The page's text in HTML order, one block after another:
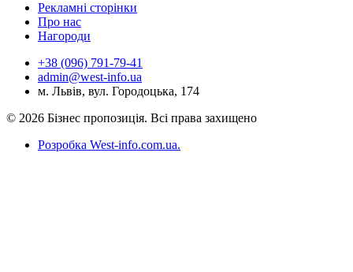
Рекламні сторінки
Про нас
Нагороди
+38 (096) 791-79-41
admin@west-info.ua
м. Львів, вул. Городоцька, 174
© 2026 Бізнес пропозиція. Всі права захищено
Розробка West-info.com.ua.